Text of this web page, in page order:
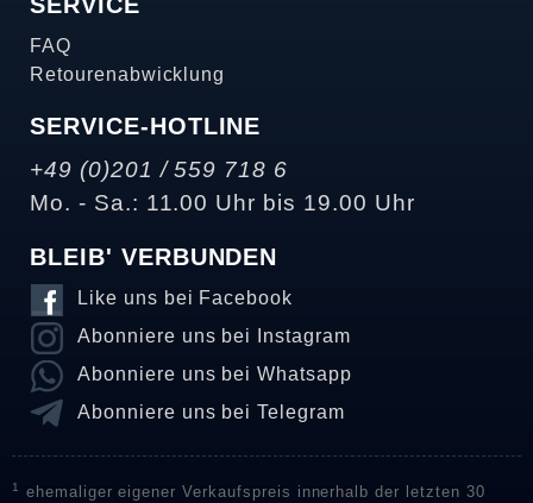
FAQ
Retourenabwicklung
SERVICE-HOTLINE
+49 (0)201 / 559 718 6
Mo. - Sa.: 11.00 Uhr bis 19.00 Uhr
BLEIB' VERBUNDEN
Like uns bei Facebook
Abonniere uns bei Instagram
Abonniere uns bei Whatsapp
Abonniere uns bei Telegram
1
ehemaliger eigener Verkaufspreis innerhalb der letzten 30